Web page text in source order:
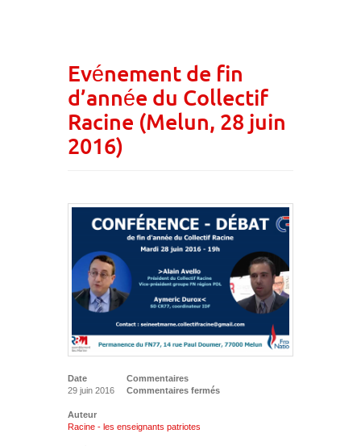
Evénement de fin
d’année du Collectif
Racine (Melun, 28 juin
2016)
Date
29 juin 2016
Commentaires
Commentaires fermés
Auteur
Racine - les enseignants patriotes